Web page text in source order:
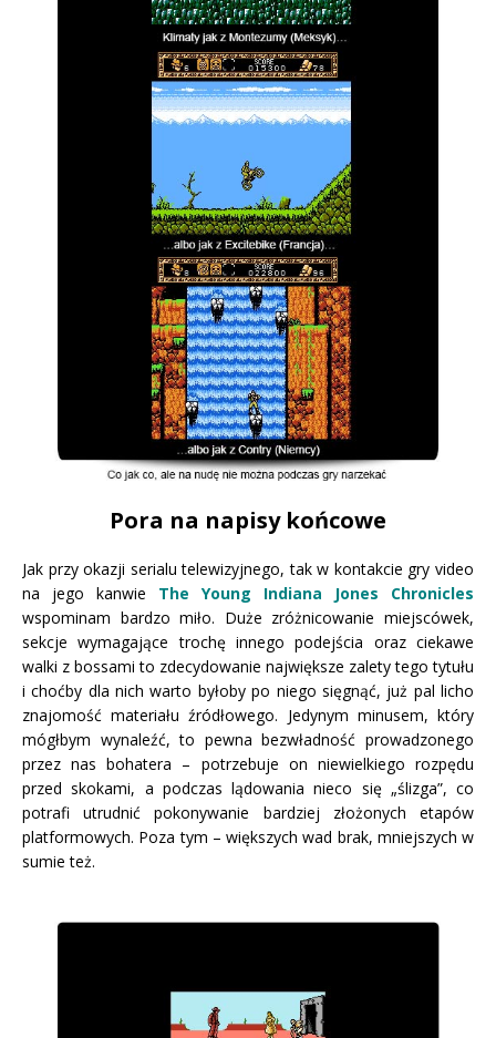
Pora na napisy końcowe
Jak przy okazji serialu telewizyjnego, tak w kontakcie gry video
na jego kanwie The Young Indiana Jones Chronicles
wspominam bardzo miło. Duże zróżnicowanie miejscówek,
sekcje wymagające trochę innego podejścia oraz ciekawe
walki z bossami to zdecydowanie największe zalety tego tytułu
i choćby dla nich warto byłoby po niego sięgnąć, już pal licho
znajomość materiału źródłowego. Jedynym minusem, który
mógłbym wynaleźć, to pewna bezwładność prowadzonego
przez nas bohatera – potrzebuje on niewielkiego rozpędu
przed skokami, a podczas lądowania nieco się „ślizga”, co
potrafi utrudnić pokonywanie bardziej złożonych etapów
platformowych. Poza tym – większych wad brak, mniejszych w
sumie też.